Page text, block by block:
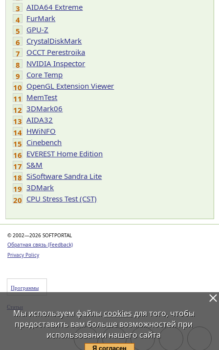
3
AIDA64 Extreme
4
FurMark
5
GPU-Z
6
CrystalDiskMark
7
OCCT Perestroika
8
NVIDIA Inspector
9
Core Temp
10 OpenGL Extension Viewer
11 MemTest
12 3DMark06
13 AIDA32
14 HWiNFO
15 Cinebench
16 EVEREST Home Edition
17 S&M
18 SiSoftware Sandra Lite
19 3DMark
20 CPU Stress Test (CST)
© 2002—2026 SOFTPORTAL
Обратная связь (Feedback)
Privacy Policy
Программы
Статьи
Мы используем файлы cookiesдля того, чтобы
предоставить вам больше возможностей при
использовании нашего сайта